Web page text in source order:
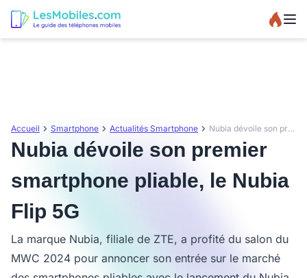
Accueil Smartphone Actualités Smartphone Nubia dévoile son premier smartphone pliable, le Nubia Flip 5G
Nubia dévoile son premier
smartphone pliable, le Nubia
Flip 5G
La marque Nubia, filiale de ZTE, a profité du salon du
MWC 2024 pour annoncer son entrée sur le marché